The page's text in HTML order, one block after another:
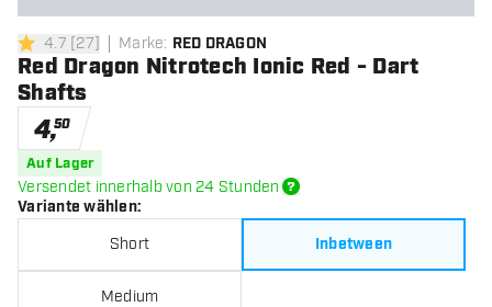
4.7 Bewertungssterne
4.7 [27] Marke: RED DRAGON
Red Dragon Nitrotech Ionic Red - Dart
Shafts
4,50
Auf Lager
Versendet innerhalb von 24 Stunden
Variante wählen:
Short Inbetween
Medium